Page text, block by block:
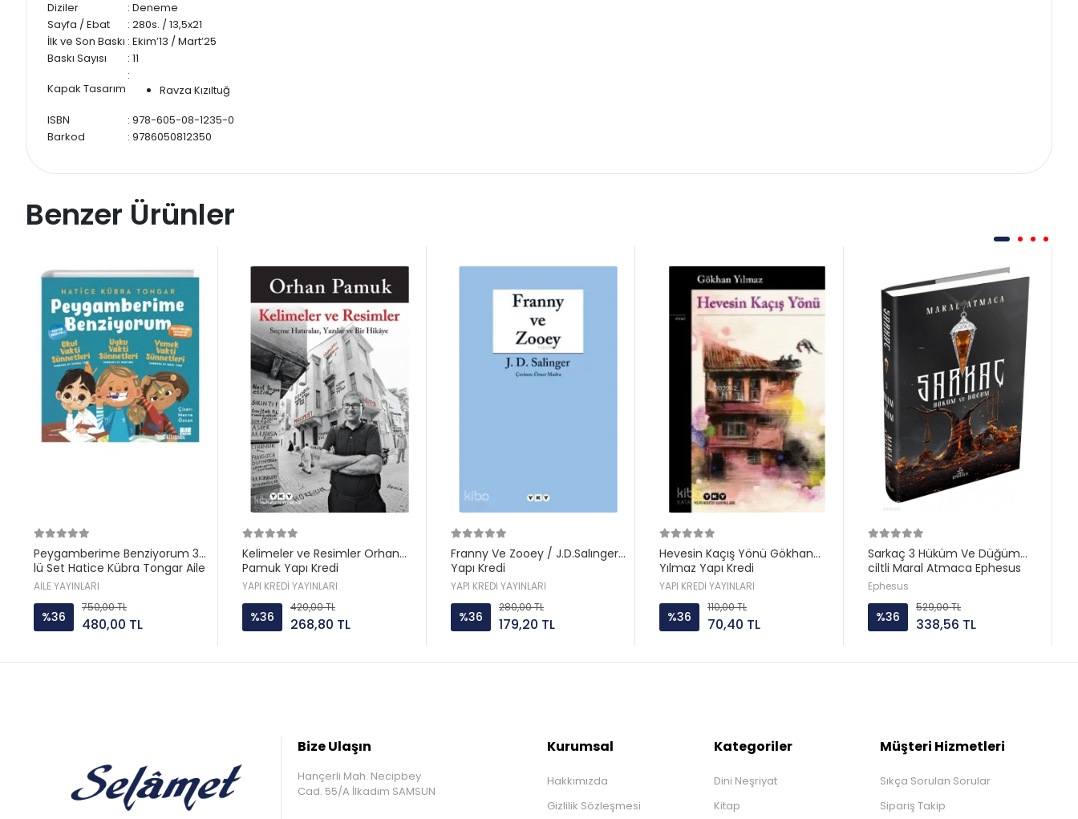
Diziler
: Deneme
Sayfa / Ebat
: 280s. / 13,5x21
İlk ve Son Baskı : Ekim’13 / Mart’25
Baskı Sayısı
: 11
Kapak Tasarım
:
Ravza Kızıltuğ
ISBN
: 978-605-08-1235-0
Barkod
: 9786050812350
Benzer Ürünler
Peygamberime Benziyorum 3
lü Set Hatice Kübra Tongar Aile
Yayın
AİLE YAYINLARI
%36
750,00 TL
480,00 TL
Kelimeler ve Resimler Orhan
Pamuk Yapı Kredi
YAPI KREDİ YAYINLARI
%36
420,00 TL
268,80 TL
Franny Ve Zooey / J.D.Salınger
Yapı Kredi
YAPI KREDİ YAYINLARI
%36
280,00 TL
179,20 TL
Hevesin Kaçış Yönü Gökhan
Yılmaz Yapı Kredi
YAPI KREDİ YAYINLARI
%36
110,00 TL
70,40 TL
Sarkaç 3 Hüküm Ve Düğüm
ciltli Maral Atmaca Ephesus
Ephesus
%36
529,00 TL
338,56 TL
Bize Ulaşın
Hançerli Mah. Necipbey
Cad. 55/A İlkadım SAMSUN
Kurumsal
Hakkımızda
Gizlilik Sözleşmesi
Kategoriler
Dini Neşriyat
Kitap
Müşteri Hizmetleri
Sıkça Sorulan Sorular
Sipariş Takip